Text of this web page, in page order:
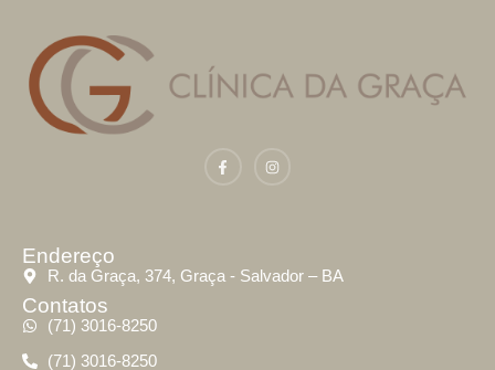
Endereço
R. da Graça, 374, Graça - Salvador – BA
Contatos
(71) 3016-8250
(71) 3016-8250